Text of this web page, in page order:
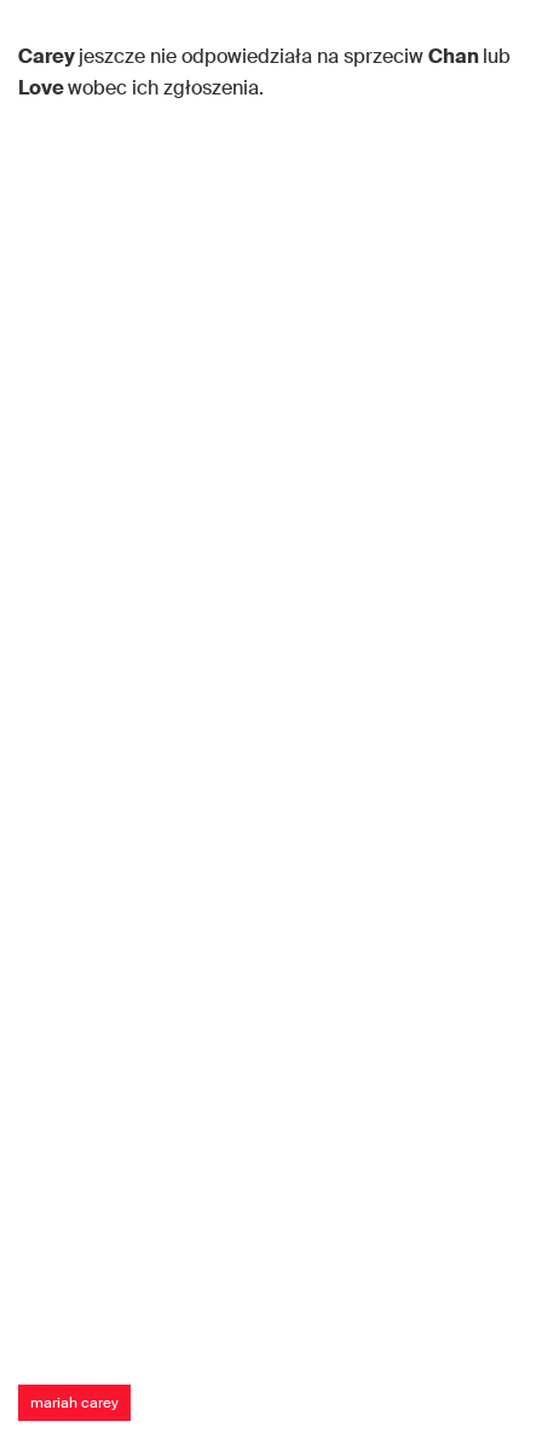
Careyjeszcze nie odpowiedziała na sprzeciwChanlub
Lovewobec ich zgłoszenia.
mariah carey